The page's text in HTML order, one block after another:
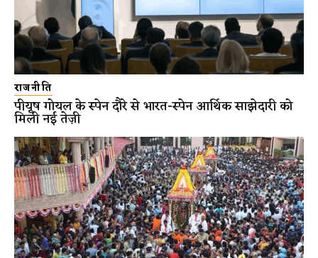
राजनीति
पीयूष गोयल के स्पेन दौरे से भारत-स्पेन आर्थिक साझेदारी को
मिली नई तेज़ी